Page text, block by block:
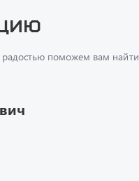
поможем вам найти